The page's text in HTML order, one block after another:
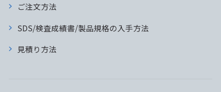
ご注文方法
SDS/検査成績書/製品規格の入手方法
見積り方法